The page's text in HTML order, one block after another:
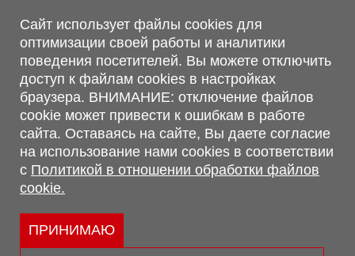
Магазин, склад
г. Минск, Минский р-н, п. Привольный, ул. Мира, 20А,
223062
г. Брест, ул. Лейтенанта Рябцева, 108 В, 224701
Обращаем Ваше внимание, что вся предоставленная на сайте
информация, касающаяся комплектаций, технических
характеристик, цветовых сочетаний, а также стоимости и
сервисного обслуживания носит информационный характер и
не является публичной офертой, определяемой п.2 ст.407
Гражданского кодекса Республики Беларусь.
Политика обработки персональных данных
Политикой в отношении обработки файлов cookie.
Сайт использует файлы cookies для
оптимизации своей работы и аналитики
поведения посетителей. Вы можете отключить
доступ к файлам cookies в настройках
браузера. ВНИМАНИЕ: отключение файлов
cookie может привести к ошибкам в работе
сайта. Оставаясь на сайте, Вы даете согласие
на использование нами cookies в соответствии
с Политикой в отношении обработки файлов
cookie.
ПРИНИМАЮ